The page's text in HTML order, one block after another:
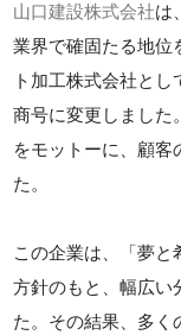
山口建設株式会社は
業界で確固たる地位
ト加工株式会社と
商号に変更しました
をモットーに、顧客
た。
この企業は、「夢
方針のもと、幅広い
た。その結果、多く